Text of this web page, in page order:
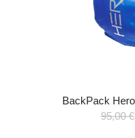
BackPack
95,00 €